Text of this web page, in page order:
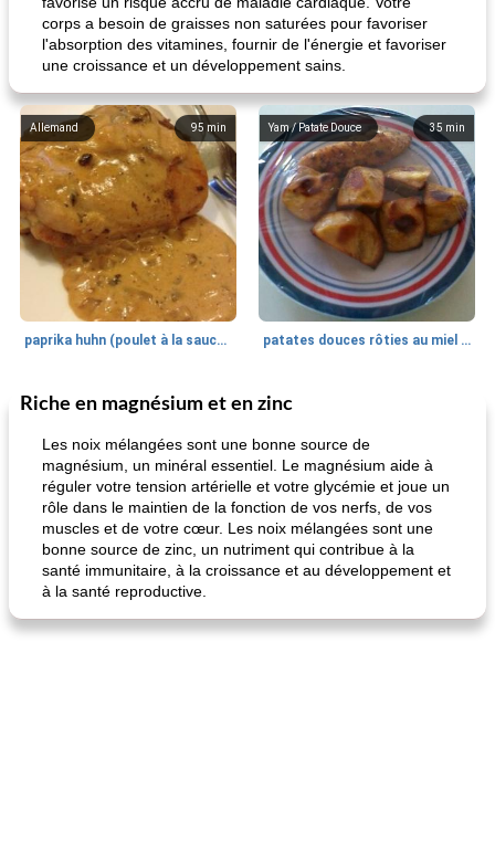
corps a besoin de graisses non saturées pour favoriser
l'absorption des vitamines, fournir de l'énergie et favoriser
une croissance et un développement sains.
95 min
Allemand
paprika huhn (poulet à la sauce paprika).
35 min
Yam / Patate Douce
patates douces rôties au miel / kumara
25 min
Petit déjeuner et brunch
quinoa petit déjeuner méditerranéen
Viande et volaille
poitrines de poulet grillées de jenny
Riche en magnésium et en zinc
Les noix mélangées sont une bonne source de
magnésium, un minéral essentiel. Le magnésium aide à
réguler votre tension artérielle et votre glycémie et joue un
rôle dans le maintien de la fonction de vos nerfs, de vos
muscles et de votre cœur. Les noix mélangées sont une
bonne source de zinc, un nutriment qui contribue à la
santé immunitaire, à la croissance et au développement et
à la santé reproductive.